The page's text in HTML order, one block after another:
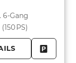
6-Gang
PS)